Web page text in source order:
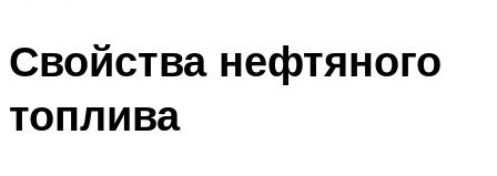
Свойства нефтяного
топлива